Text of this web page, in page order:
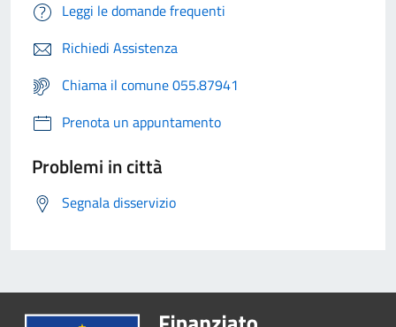
Leggi le domande frequenti
Richiedi Assistenza
Chiama il comune 055.87941
Prenota un appuntamento
Problemi in città
Segnala disservizio